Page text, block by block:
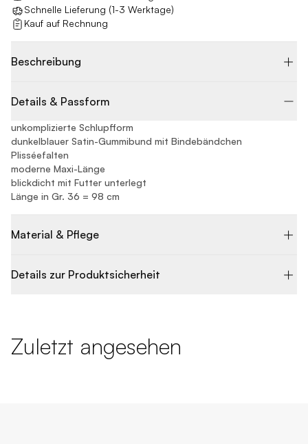
Schnelle Lieferung (1-3 Werktage)
Kauf auf Rechnung
Beschreibung
Details & Passform
unkomplizierte Schlupfform
dunkelblauer Satin-Gummibund mit Bindebändchen
Plisséefalten
moderne Maxi-Länge
blickdicht mit Futter unterlegt
Länge in Gr. 36 = 98 cm
Material & Pflege
Details zur Produktsicherheit
Zuletzt angesehen